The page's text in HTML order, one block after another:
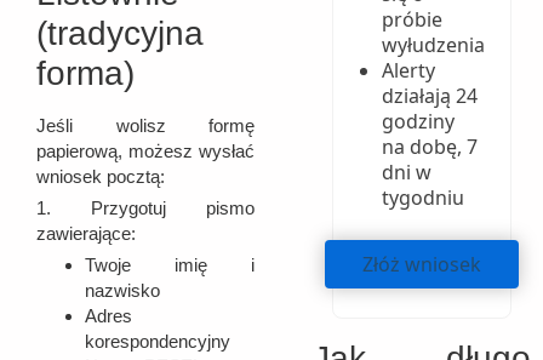
(tradycyjna
forma)
Jeśli wolisz formę
papierową, możesz wysłać
wniosek pocztą:
1. Przygotuj pismo
zawierające:
Twoje imię i
nazwisko
Adres
korespondencyjny
próbie
wyłudzenia
Alerty
działają 24
godziny
na dobę, 7
dni w
tygodniu
Złóż wniosek